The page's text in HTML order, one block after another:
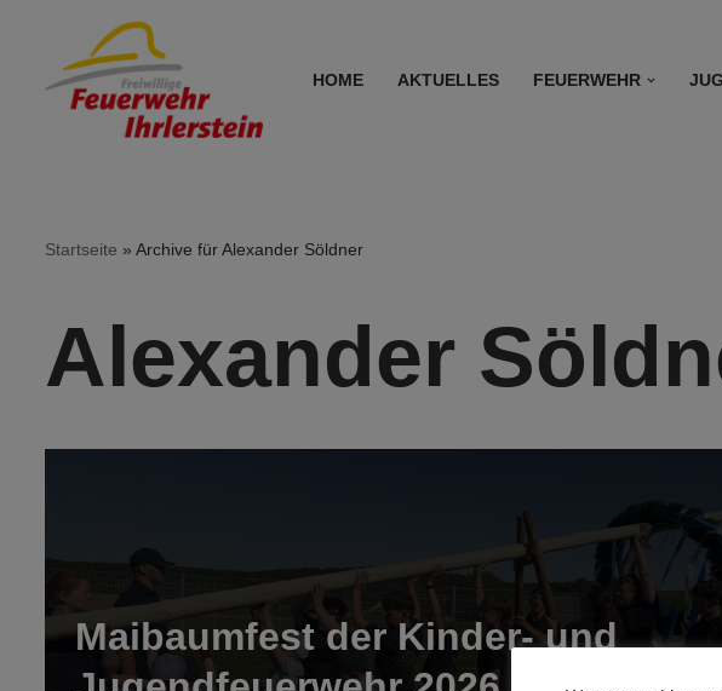
HOME AKTUELLES FEUERWEHR
Startseite » Archive für Alexander Söldner
Alexander
Maibaumfest der Kinder- und